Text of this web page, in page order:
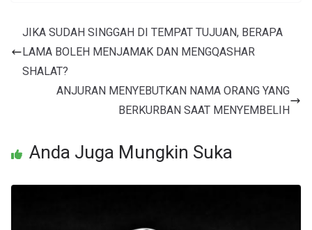
JIKA SUDAH SINGGAH DI TEMPAT TUJUAN, BERAPA
LAMA BOLEH MENJAMAK DAN MENGQASHAR
SHALAT?
ANJURAN MENYEBUTKAN NAMA ORANG YANG
BERKURBAN SAAT MENYEMBELIH
Anda Juga Mungkin Suka